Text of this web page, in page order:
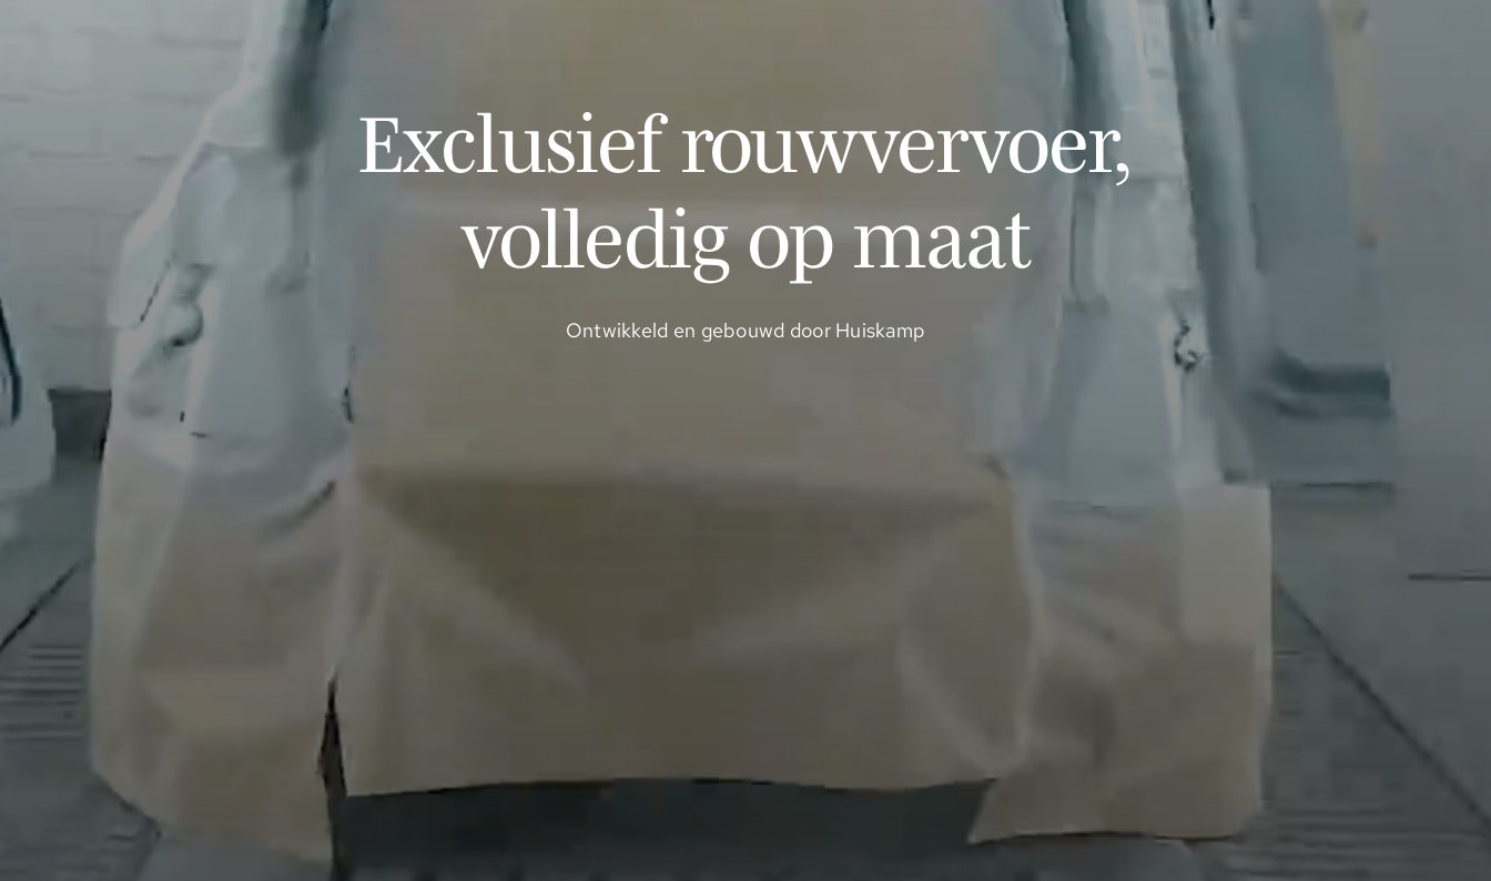
Exclusief rouwvervoer,
volledig op maat
Ontwikkeld en gebouwd door Huiskamp